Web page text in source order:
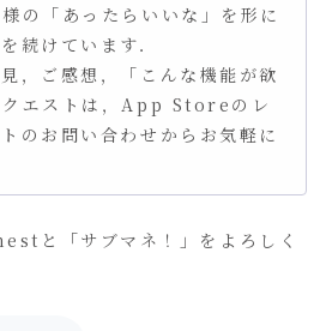
の「あったらいいな」を形に
続けています．
，ご感想，「こんな機能が欲
クエストは，App Storeのレ
のお問い合わせからお気軽に
と「サブマネ！」をよろしく